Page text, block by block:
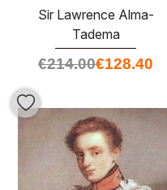
Sir Lawrence Alma-
Tadema
€214.00€128.40